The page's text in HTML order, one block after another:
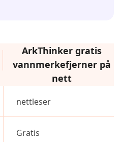
ArkThinker gratis
vannmerkefjerner på
nett
nettleser
Gratis